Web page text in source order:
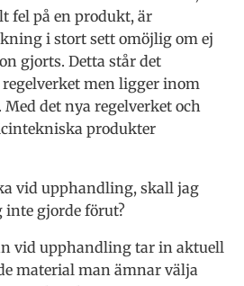
fel på en produkt, är
i stort sett omöjlig om ej
gjorts. Detta står det
men ligger inom
det nya regelverket och
produkter
vid upphandling, skall jag
inte gjorde förut?
vid upphandling tar in aktuell
material man ämnar välja